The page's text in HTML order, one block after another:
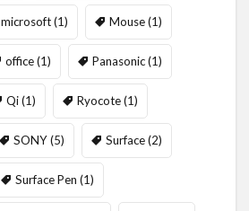
microsoft(1) Mouse(1)
office(1) Panasonic(1)
Qi(1) Ryocote(1)
SONY(5) Surface(2)
Surface Pen (1)